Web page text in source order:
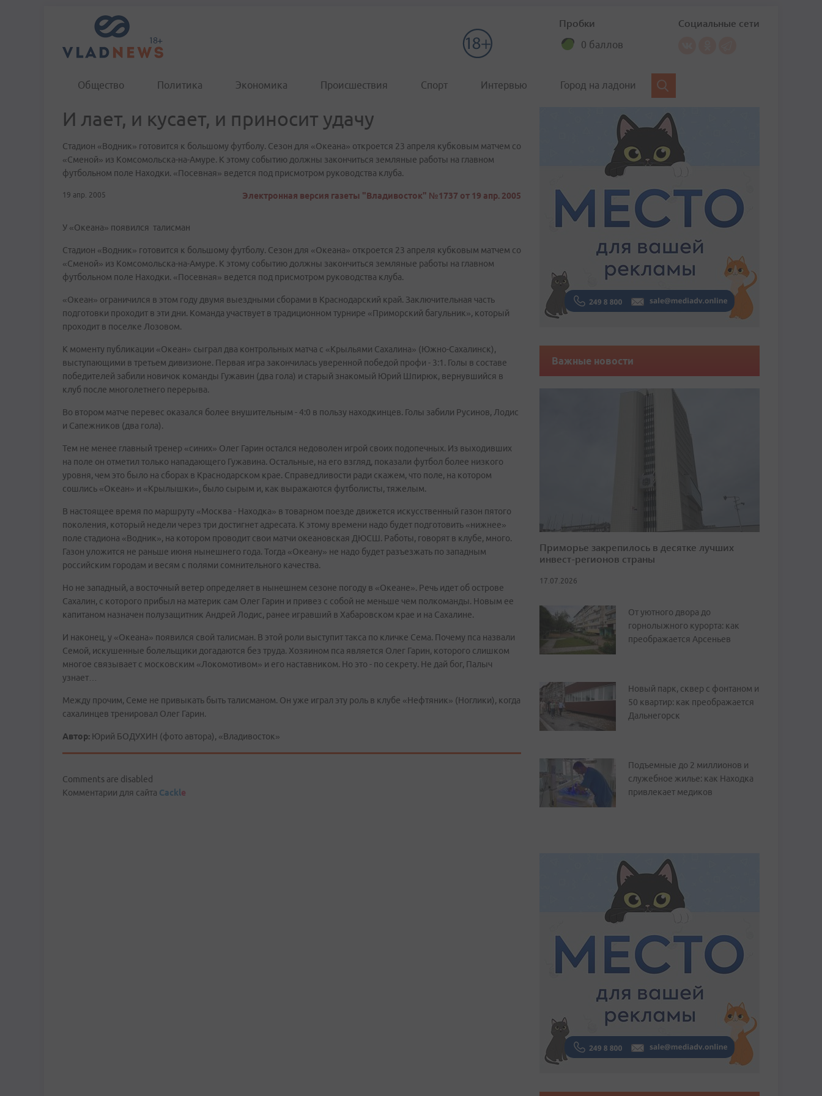
Пробки
0 баллов
Социальные сети
Общество Политика Экономика Происшествия Спорт Интервью Город на ладони
И лает, и кусает, и приносит удачу
Стадион «Водник» готовится к большому футболу. Сезон для «Океана» откроется 23 апреля кубковым матчем со
«Сменой» из Комсомольска-на-Амуре. К этому событию должны закончиться земляные работы на главном
футбольном поле Находки. «Посевная» ведется под присмотром руководства клуба.
19 апр. 2005 Электронная версия газеты "Владивосток" №1737 от 19 апр. 2005
У «Океана» появился талисман
Стадион «Водник» готовится к большому футболу. Сезон для «Океана» откроется 23 апреля кубковым матчем со
«Сменой» из Комсомольска-на-Амуре. К этому событию должны закончиться земляные работы на главном
футбольном поле Находки. «Посевная» ведется под присмотром руководства клуба.
«Океан» ограничился в этом году двумя выездными сборами в Краснодарский край. Заключительная часть
подготовки проходит в эти дни. Команда участвует в традиционном турнире «Приморский багульник», который
проходит в поселке Лозовом.
К моменту публикации «Океан» сыграл два контрольных матча с «Крыльями Сахалина» (Южно-Сахалинск),
выступающими в третьем дивизионе. Первая игра закончилась уверенной победой профи - 3:1. Голы в составе
победителей забили новичок команды Гужавин (два гола) и старый знакомый Юрий Шпирюк, вернувшийся в
клуб после многолетнего перерыва.
Во втором матче перевес оказался более внушительным - 4:0 в пользу находкинцев. Голы забили Русинов, Лодис
и Сапежников (два гола).
Тем не менее главный тренер «синих» Олег Гарин остался недоволен игрой своих подопечных. Из выходивших
на поле он отметил только нападающего Гужавина. Остальные, на его взгляд, показали футбол более низкого
уровня, чем это было на сборах в Краснодарском крае. Справедливости ради скажем, что поле, на котором
сошлись «Океан» и «Крылышки», было сырым и, как выражаются футболисты, тяжелым.
В настоящее время по маршруту «Москва - Находка» в товарном поезде движется искусственный газон пятого
поколения, который недели через три достигнет адресата. К этому времени надо будет подготовить «нижнее»
поле стадиона «Водник», на котором проводит свои матчи океановская ДЮСШ. Работы, говорят в клубе, много.
Газон уложится не раньше июня нынешнего года. Тогда «Океану» не надо будет разъезжать по западным
российским городам и весям с полями сомнительного качества.
Но не западный, а восточный ветер определяет в нынешнем сезоне погоду в «Океане». Речь идет об острове
Сахалин, с которого прибыл на материк сам Олег Гарин и привез с собой не меньше чем полкоманды. Новым ее
капитаном назначен полузащитник Андрей Лодис, ранее игравший в Хабаровском крае и на Сахалине.
И наконец, у «Океана» появился свой талисман. В этой роли выступит такса по кличке Сема. Почему пса назвали
Семой, искушенные болельщики догадаются без труда. Хозяином пса является Олег Гарин, которого слишком
многое связывает с московским «Локомотивом» и его наставником. Но это - по секрету. Не дай бог, Палыч
узнает…
Между прочим, Семе не привыкать быть талисманом. Он уже играл эту роль в клубе «Нефтяник» (Ноглики), когда
сахалинцев тренировал Олег Гарин.
Автор: Юрий БОДУХИН (фото автора), «Владивосток»
Comments are disabled
Комментарии для сайта Cackle
Важные новости
Приморье закрепилось в десятке лучших
инвест-регионов страны
17.07.2026
От уютного двора до
горнолыжного курорта: как
преображается Арсеньев
Новый парк, сквер с фонтаном и
50 квартир: как преображается
Дальнегорск
Подъемные до 2 миллионов и
служебное жилье: как Находка
привлекает медиков